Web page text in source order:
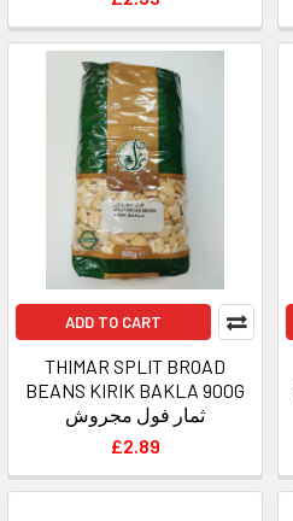
ADD TO CART
THIMAR SPLIT BROAD
BEANS KIRIK BAKLA 900G
ثمار فول مجروش
£2.89